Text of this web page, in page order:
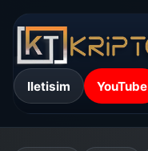
Iletisim YouTube